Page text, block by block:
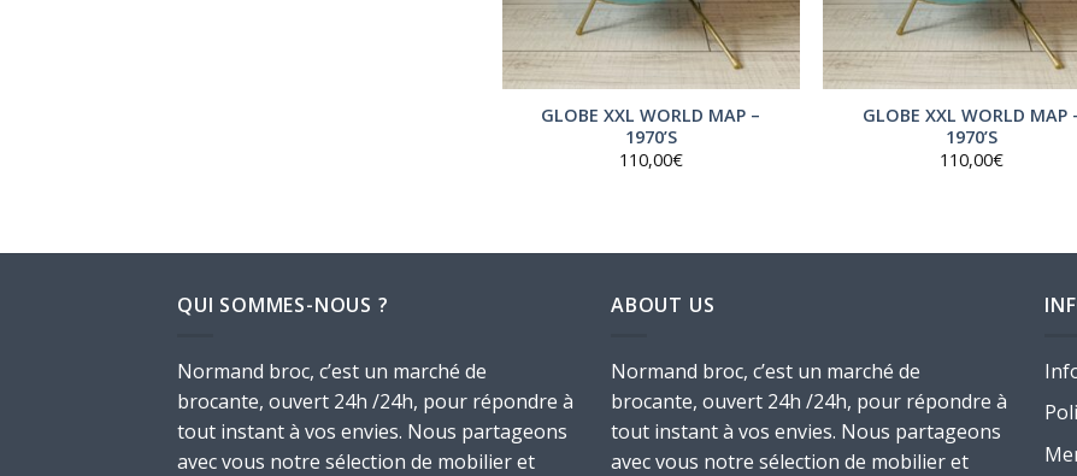
GLOBE XXL WORLD MAP –
1970’S
110,00€
GLOBE XXL WORLD MAP
1970’S
110,00€
QUI SOMMES-NOUS ?
Normand broc, c’est un marché de
brocante, ouvert 24h /24h, pour répondre à
tout instant à vos envies. Nous partageons
avec vous notre sélection de mobilier et
ABOUT US
Normand broc, c’est un marché de
brocante, ouvert 24h /24h, pour répondre à
tout instant à vos envies. Nous partageons
avec vous notre sélection de mobilier et